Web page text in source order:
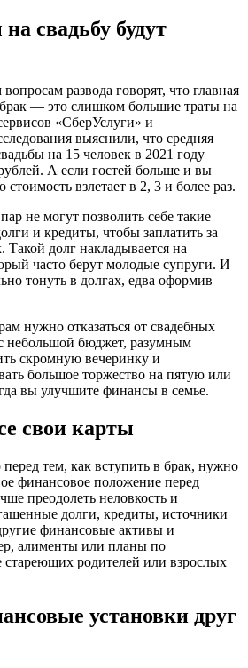
свадьбу будут
развода говорят, что главная
— это слишком большие траты на
«СберУслуги» и
выяснили, что средняя
на 15 человек в 2021 году
А если гостей больше и вы
взлетает в 2, 3 и более раз.
не могут позволить себе такие
и кредиты, чтобы заплатить за
долг накладывается на
часто берут молодые супруги. И
тонуть в долгах, едва оформив
нужно отказаться от свадебных
небольшой бюджет, разумным
скромную вечеринку и
большое торжество на пятую или
вы улучшите финансы в семье.
свои карты
перед тем, как вступить в брак, нужно
финансовое положение перед
преодолеть неловкость и
долги, кредиты, источники
финансовые активы и
алименты или планы по
родителей или взрослых
установки друг